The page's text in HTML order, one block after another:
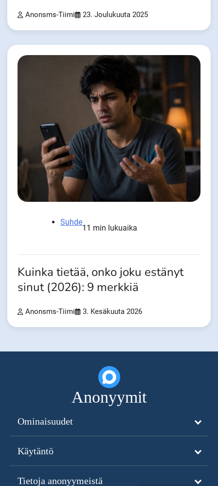
Anonsms-Tiimi 23. Joulukuuta 2025
Suhde
11 min lukuaika
Kuinka tietää, onko joku estänyt
sinut (2026): 9 merkkiä
Anonsms-Tiimi 3. Kesäkuuta 2026
Anonyymit
Ominaisuudet
Käytäntö
Tietoja anonyymeistä